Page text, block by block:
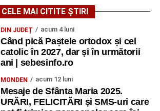
CELE MAI CITITE ȘTIRI
DIN JUDEȚ acum 4 luni
Când pică Paștele ortodox și cel
catolic în 2027, dar și în următorii
ani | sebesinfo.ro
MONDEN acum 12 luni
Mesaje de Sfânta Maria 2025.
URĂRI, FELICITĂRI și SMS-uri care